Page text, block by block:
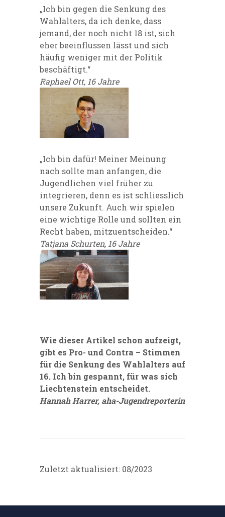
„Ich bin gegen die Senkung des
Wahlalters, da ich denke, dass
jemand, der noch nicht 18 ist, sich
eher beeinflussen lässt und sich
häufig weniger mit der Politik
beschäftigt.“
Raphael Ott, 16 Jahre
„Ich bin dafür! Meiner Meinung
nach sollte man anfangen, die
Jugendlichen viel früher zu
integrieren, denn es ist schliesslich
unsere Zukunft. Auch wir spielen
eine wichtige Rolle und sollten ein
Recht haben, mitzuentscheiden.“
Tatjana Schurten, 16 Jahre
Wie dieser Artikel schon aufzeigt,
gibt es Pro- und Contra – Stimmen
für die Senkung des Wahlalters auf
16. Ich bin gespannt, für was sich
Liechtenstein entscheidet.
Hannah Harrer, aha-Jugendreporterin
Zuletzt aktualisiert: 08/2023